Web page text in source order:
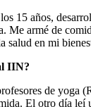
15 años,
Me armé de
salud en mi
IIN?
de yoga
El otro día leí